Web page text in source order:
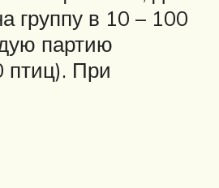
группу в 10 – 100
партию
птиц). При